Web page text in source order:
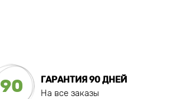
90
ГАРАНТИЯ 90 ДНЕЙ
На все заказы